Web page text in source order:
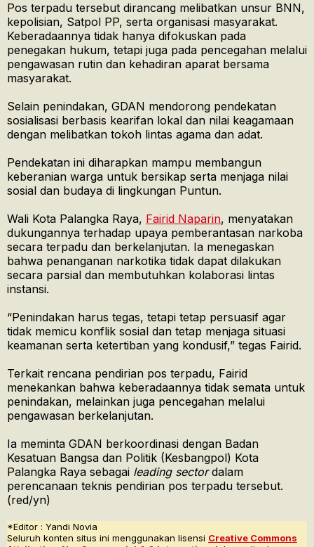
Pos terpadu tersebut dirancang melibatkan unsur BNN,
kepolisian, Satpol PP, serta organisasi masyarakat.
Keberadaannya tidak hanya difokuskan pada
penegakan hukum, tetapi juga pada pencegahan melalui
pengawasan rutin dan kehadiran aparat bersama
masyarakat.
Selain penindakan, GDAN mendorong pendekatan
sosialisasi berbasis kearifan lokal dan nilai keagamaan
dengan melibatkan tokoh lintas agama dan adat.
Pendekatan ini diharapkan mampu membangun
keberanian warga untuk bersikap serta menjaga nilai
sosial dan budaya di lingkungan Puntun.
Wali Kota Palangka Raya, Fairid Naparin, menyatakan
dukungannya terhadap upaya pemberantasan narkoba
secara terpadu dan berkelanjutan. Ia menegaskan
bahwa penanganan narkotika tidak dapat dilakukan
secara parsial dan membutuhkan kolaborasi lintas
instansi.
“Penindakan harus tegas, tetapi tetap persuasif agar
tidak memicu konflik sosial dan tetap menjaga situasi
keamanan serta ketertiban yang kondusif,” tegas Fairid.
Terkait rencana pendirian pos terpadu, Fairid
menekankan bahwa keberadaannya tidak semata untuk
penindakan, melainkan juga pencegahan melalui
pengawasan berkelanjutan.
Ia meminta GDAN berkoordinasi dengan Badan
Kesatuan Bangsa dan Politik (Kesbangpol) Kota
Palangka Raya sebagai leading sectordalam
perencanaan teknis pendirian pos terpadu tersebut.
(red/yn)
*Editor : Yandi Novia
Seluruh konten situs ini menggunakan lisensi Creative Commons